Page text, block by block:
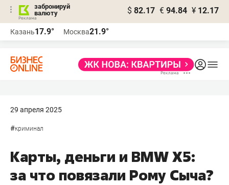
забронируй
валюту
$ 82.17 € 94.84 ¥ 12.17
Казань17.9° Москва21.9°
29 апреля 2025
#криминал
Карты, деньги и BMW X5:
за что повязали Рому Сыча?